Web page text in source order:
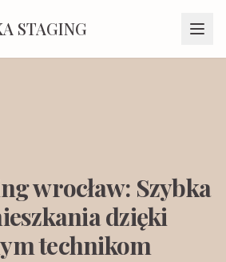
STAGING
wrocław: Szybka
dzięki
technikom